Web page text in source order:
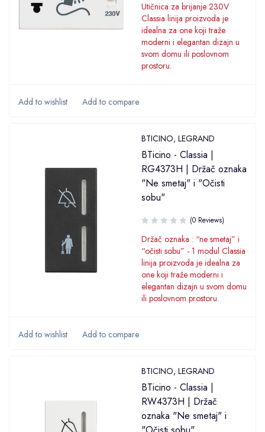
Utičnica za brijanje 230V
Classia linija proizvoda je
idealna za one koji traže
moderni i elegantan dizajn u
svom domu ili poslovnom
prostoru.
BTICINO, LEGRAND
BTicino - Classia |
RG4373H | Držač oznaka
"Ne smetaj" i "Očisti
sobu"
(0 Reviews)
Držač oznaka : “ne smetaj” i
“očisti sobu” - 1 modul Classia
linija proizvoda je idealna za
one koji traže moderni i
elegantan dizajn u svom domu
ili poslovnom prostoru.
BTICINO, LEGRAND
BTicino - Classia |
RW4373H | Držač
oznaka "Ne smetaj" i